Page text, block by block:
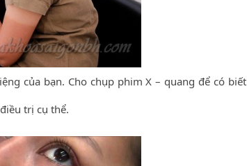
của bạn. Cho chụp phim X – quang để có biết
trị cụ thể.